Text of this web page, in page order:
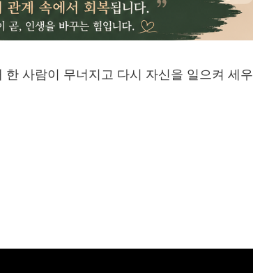
사람이 무너지고 다시 자신을 일으켜 세우